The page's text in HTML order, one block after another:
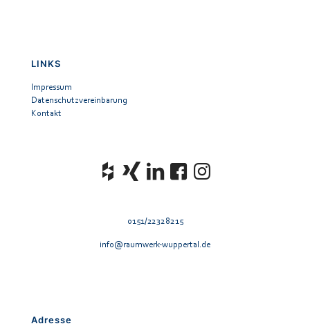
LINKS
Impressum
Datenschutzvereinbarung
Kontakt
0151/22328215
info@raumwerk-wuppertal.de
Adresse